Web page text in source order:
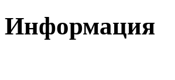
Информация